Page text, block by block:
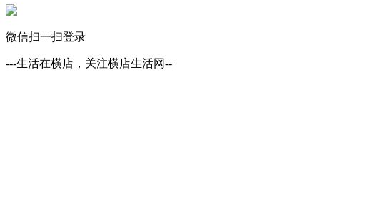
微信扫一扫登录
---生活在横店，关注横店生活网--